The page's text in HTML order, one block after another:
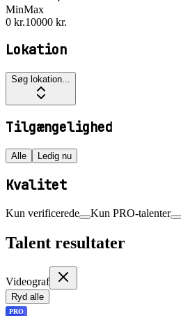
MinMax
0 kr.10000 kr.
Lokation
Søg lokation...
Tilgængelighed
Alle Ledig nu
Kvalitet
Kun verificerede Kun PRO-talenter
Talent resultater
Videograf
Ryd alle
PRO